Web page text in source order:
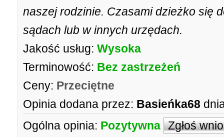
naszej rodzinie. Czasami dzieżko się
sądach lub w innych urzędach.
Jakość usług: Wysoka
Terminowość: Bez zastrzeżeń
Ceny: Przeciętne
Opinia dodana przez: Basieńka68
Ogólna opinia: Pozytywna Zgłoś